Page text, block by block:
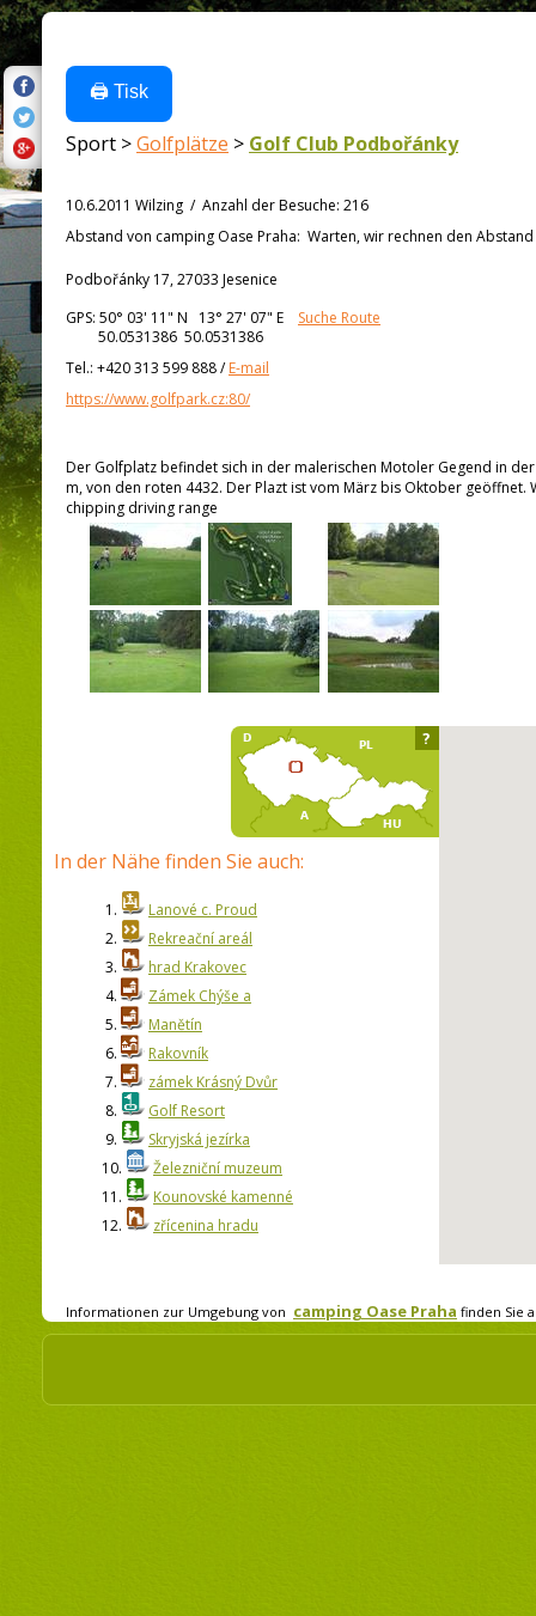
🖨️ Tisk
Sport >Golfplätze > Golf Club Podbořánky
10.6.2011 Wilzing / Anzahl der Besuche: 216
Abstand von camping Oase Praha: Warten, wir rechnen den
Podbořánky 17, 27033 Jesenice
GPS: 50° 03' 11" N 13° 27' 07" E
Suche Route
50.0531386 50.0531386
Tel.: +420 313 599 888/E-mail
https://www.golfpark.cz:80/
Der Golfplatz befindet sich in der malerischen Motoler Gegend in
m, von den roten 4432. Der Plazt ist vom März bis Oktober
chipping driving range
In der Nähe finden Sie auch:
1.
Lanové c. Proud
2.
Rekreační areál
3.
hrad Krakovec
4.
Zámek Chýše a
5.
Manětín
6.
Rakovník
7.
zámek Krásný Dvůr
8.
Golf Resort
9.
Skryjská jezírka
10.
Železniční muzeum
11.
Kounovské kamenné
12.
zřícenina hradu
?
Informationen zur Umgebung von camping Oase Praha finden Sie